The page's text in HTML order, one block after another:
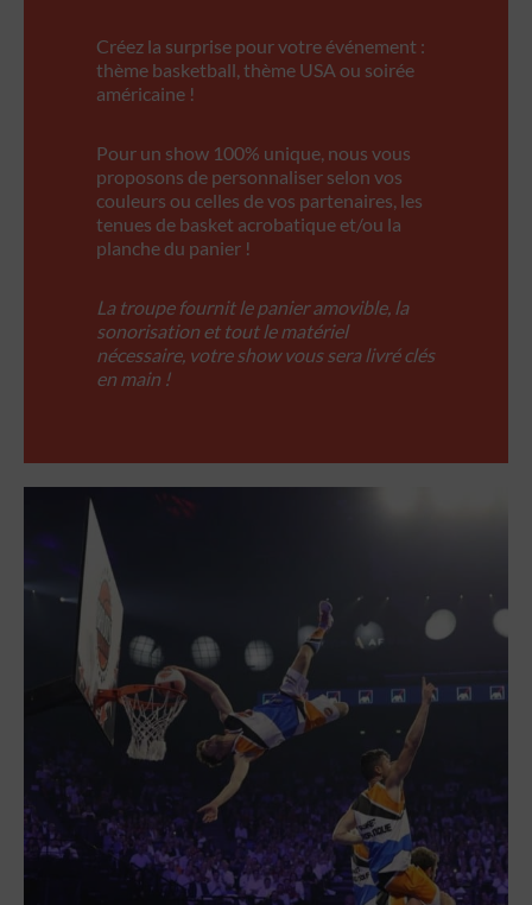
Créez la surprise pour votre événement :
thème basketball, thème USA ou soirée
américaine !
Pour un show 100% unique, nous vous
proposons de personnaliser selon vos
couleurs ou celles de vos partenaires, les
tenues de basket acrobatique et/ou la
planche du panier !
La troupe fournit le panier amovible, la
sonorisation et tout le matériel
nécessaire, votre show vous sera livré clés
en main !